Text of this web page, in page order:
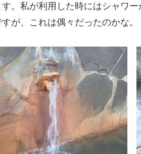
す。私が利用した時にはシャワ
すが、これは偶々だったのかな。